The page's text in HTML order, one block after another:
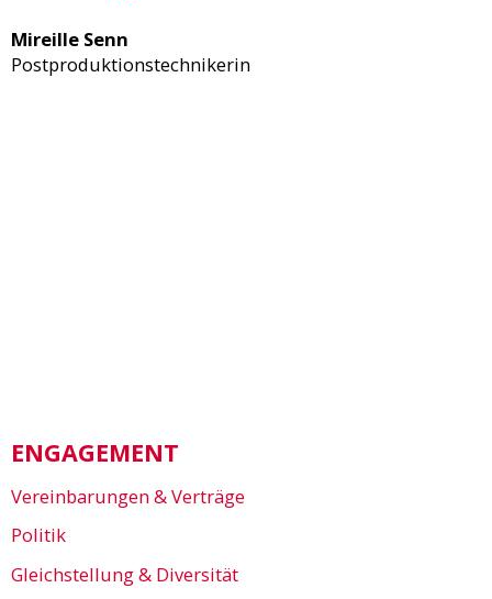
Mireille Senn
Postproduktionstechnikerin
ENGAGEMENT
Vereinbarungen & Verträge
Politik
Gleichstellung & Diversität